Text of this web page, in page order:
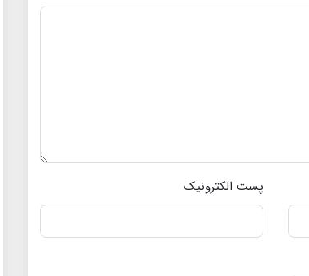
پست الکترونیک